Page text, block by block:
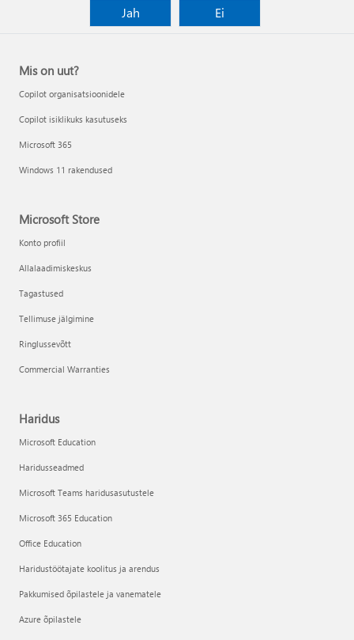
Jah
Ei
Mis on uut?
Copilot organisatsioonidele
Copilot isiklikuks kasutuseks
Microsoft 365
Windows 11 rakendused
Microsoft Store
Konto profiil
Allalaadimiskeskus
Tagastused
Tellimuse jälgimine
Ringlussevõtt
Commercial Warranties
Haridus
Microsoft Education
Haridusseadmed
Microsoft Teams haridusasutustele
Microsoft 365 Education
Office Education
Haridustöötajate koolitus ja arendus
Pakkumised õpilastele ja vanematele
Azure õpilastele